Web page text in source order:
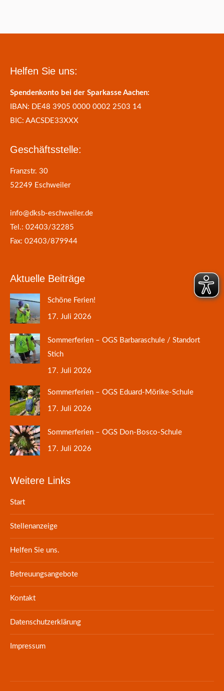
Helfen Sie uns:
Spendenkonto bei der Sparkasse Aachen:
IBAN: DE48 3905 0000 0002 2503 14
BIC: AACSDE33XXX
Geschäftsstelle:
Franzstr. 30
52249 Eschweiler
info@dksb-eschweiler.de
Tel.: 02403/32285
Fax: 02403/879944
Aktuelle Beiträge
Schöne Ferien!
17. Juli 2026
Sommerferien – OGS Barbaraschule / Standort
Stich
17. Juli 2026
Sommerferien – OGS Eduard-Mörike-Schule
17. Juli 2026
Sommerferien – OGS Don-Bosco-Schule
17. Juli 2026
Weitere Links
Start
Stellenanzeige
Helfen Sie uns.
Betreuungsangebote
Kontakt
Datenschutzerklärung
Impressum